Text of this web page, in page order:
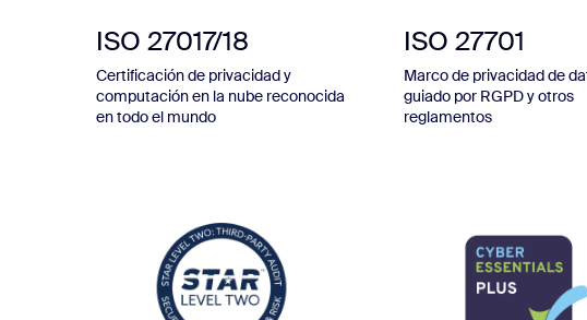
ISO 27017/18
Certificación de privacidad y
computación en la nube reconocida
en todo el mundo
ISO 27701
Marco de privacidad de
guiado por RGPD y otros
reglamentos